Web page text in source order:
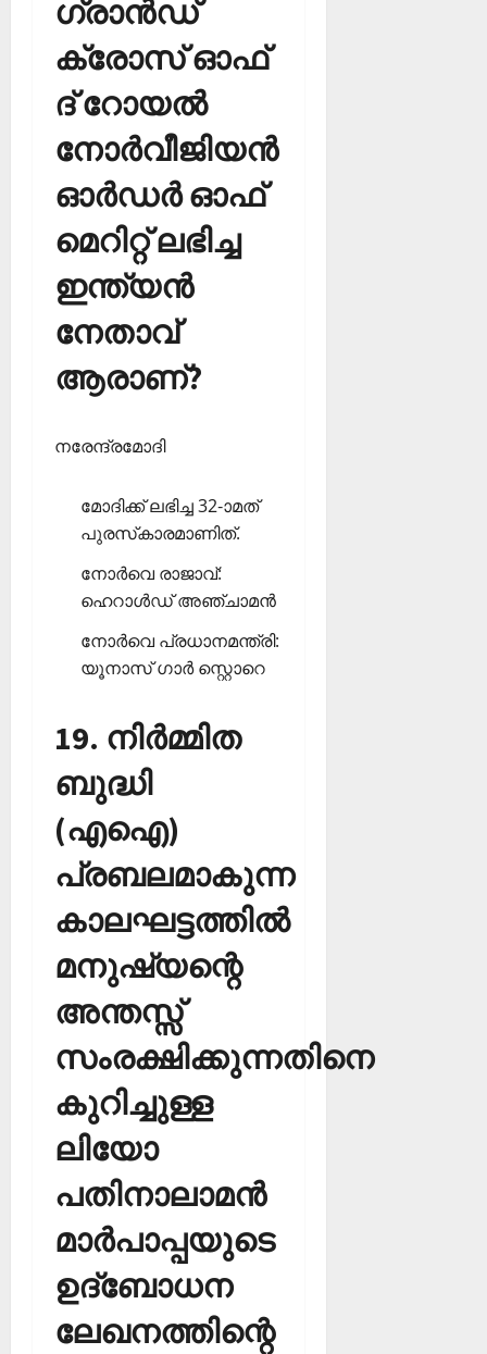
ഗ്രാന്‍ഡ്
ക്രോസ് ഓഫ്
ദ് റോയല്‍
നോര്‍വീജിയന്‍
ഓര്‍ഡര്‍ ഓഫ്
മെറിറ്റ് ലഭിച്ച
ഇന്ത്യന്‍
നേതാവ്
ആരാണ്?
നരേന്ദ്രമോദി
മോദിക്ക് ലഭിച്ച 32-ാമത്
പുരസ്‌കാരമാണിത്.
നോര്‍വെ രാജാവ്:
ഹെറാള്‍ഡ് അഞ്ചാമന്‍
നോര്‍വെ പ്രധാനമന്ത്രി:
യൂനാസ് ഗാര്‍ സ്റ്റൊറെ
19. നിര്‍മ്മിത
ബുദ്ധി
(എഐ)
പ്രബലമാകുന്ന
കാലഘട്ടത്തില്‍
മനുഷ്യന്റെ
അന്തസ്സ്
സംരക്ഷിക്കുന്നതിനെ
കുറിച്ചുള്ള
ലിയോ
പതിനാലാമന്‍
മാര്‍പാപ്പയുടെ
ഉദ്‌ബോധന
ലേഖനത്തിന്റെ